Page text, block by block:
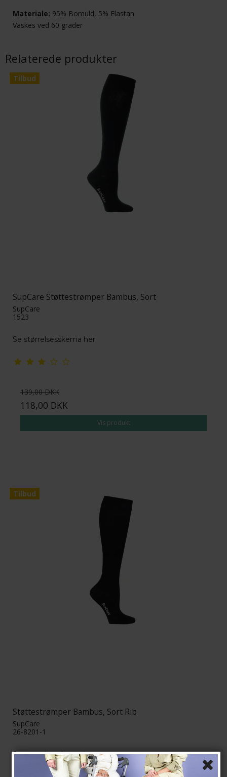
Materiale: 95% Bomuld, 5% Elastan
Vaskes ved 60 grader
Relaterede produkter
Tilbud
SupCare Støttestrømper Bambus, Sort
SupCare
1523
Se størrelsesskema her
139,00 DKK
118,00 DKK
Vis produkt
Tilbud
Støttestrømper Bambus, Sort Rib
SupCare
26-8201-1
Se størrelsesskema her